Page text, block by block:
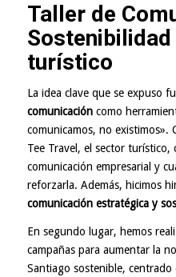
Taller de
turístico
La idea clave que se expuso
comunicacióncomo
comunicamos, no existimos».
Tee Travel, el sector turístico,
comunicación empresarial y
reforzarla. Además, hicimos
comunicación estratégica y
En segundo lugar, hemos
campañas para aumentar la
Santiago sostenible,